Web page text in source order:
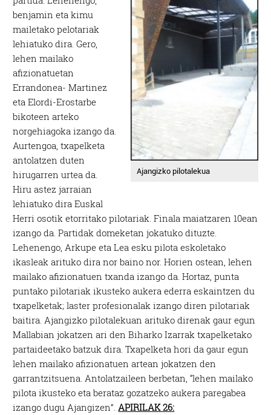
Ajangizko pilotalekua
benjamin eta kimu
mailetako pelotariak
lehiatuko dira. Gero,
lehen mailako
afizionatuetan
Errandonea- Martinez
eta Elordi-Erostarbe
bikoteen arteko
norgehiagoka izango da.
Aurtengoa, txapelketa
antolatzen duten
hirugarren urtea da.
Hiru astez jarraian
lehiatuko dira Euskal
Herri osotik etorritako pilotariak. Finala maiatzaren 10ean
izango da. Partidak domeketan jokatuko dituzte.
Lehenengo, Arkupe eta Lea esku pilota eskoletako
ikasleak arituko dira nor baino nor. Horien ostean, lehen
mailako afizionatuen txanda izango da. Hortaz, punta
puntako pilotariak ikusteko aukera ederra eskaintzen du
txapelketak; laster profesionalak izango diren pilotariak
baitira. Ajangizko pilotalekuan arituko direnak gaur egun
Mallabian jokatzen ari den Biharko Izarrak txapelketako
partaideetako batzuk dira. Txapelketa hori da gaur egun
lehen mailako afizionatuen artean jokatzen den
garrantzitsuena. Antolatzaileen berbetan, “lehen mailako
pilota ikusteko eta berataz gozatzeko aukera paregabea
izango dugu Ajangizen”.APIRILAK 26: